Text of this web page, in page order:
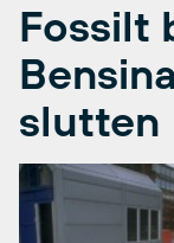
Fossilt
slutten